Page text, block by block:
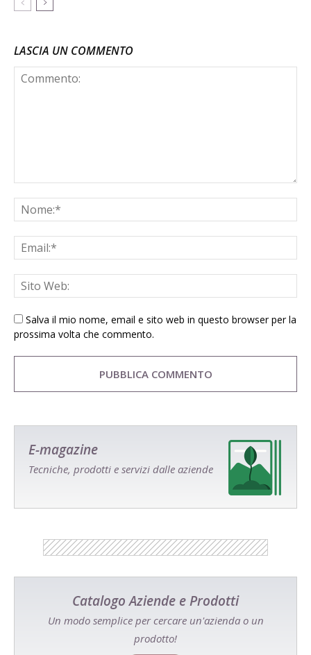
LASCIA UN COMMENTO
Salva il mio nome, email e sito web in questo browser per la
prossima volta che commento.
E-magazine
Tecniche, prodotti e servizi dalle aziende
Catalogo Aziende e Prodotti
Un modo semplice per cercare un'azienda o un
prodotto!